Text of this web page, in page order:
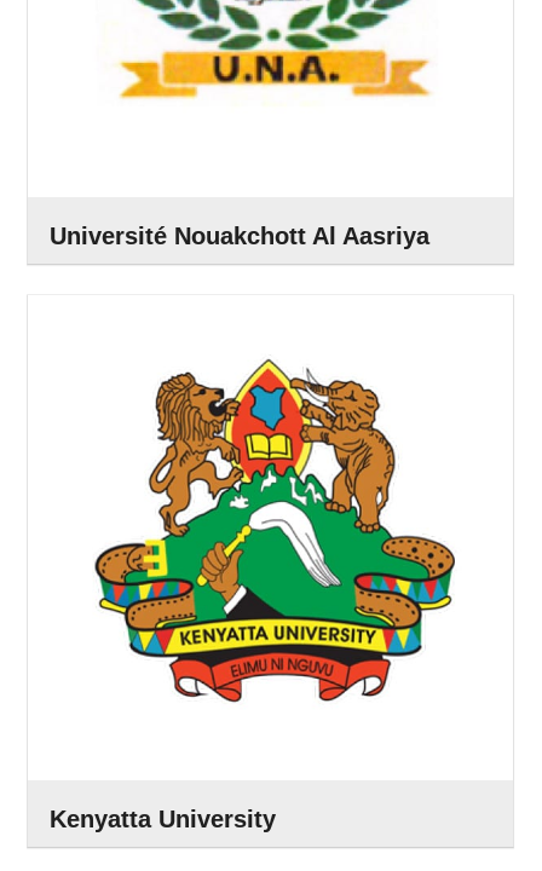
Université Nouakchott Al Aasriya
Kenyatta University